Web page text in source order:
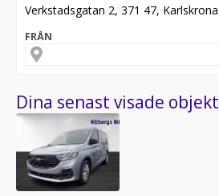
Verkstadsgatan 2, 371 47, Karlskrona
FRÅN
Dina senast visade objekt